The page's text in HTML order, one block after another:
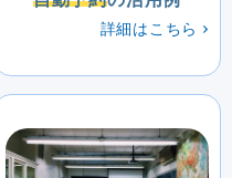
詳細はこちら